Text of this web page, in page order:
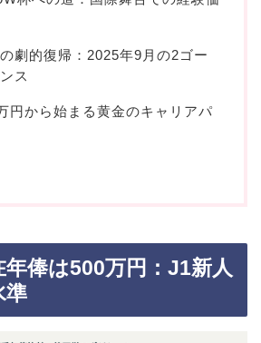
劇的復帰：2025年9月の2ゴー
ス
円から始まる黄金のキャリアパ
俸は500万円：J1新人
準